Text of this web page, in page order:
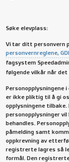
Søke elevplass:
Vi tar ditt personvern
personvernreglene,
fagsystem
følgende vilkår når
Personopplysningene
er ikke pliktig til å gi
opplysningene tilbake.
personopplysninger
behandles.
påmelding samt
oppkrevning av
registrerte lagres så
formål. Den